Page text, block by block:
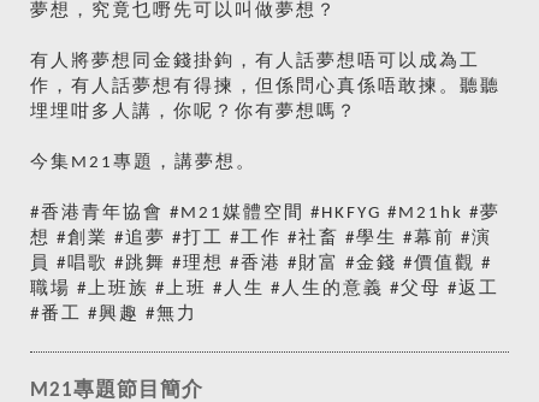
夢想，究竟乜嘢先可以叫做夢想？
有人將夢想同金錢掛鉤，有人話夢想唔可以成為工
作，有人話夢想有得揀，但係問心真係唔敢揀。聽聽
埋埋咁多人講，你呢？你有夢想嗎？
今集M21專題，講夢想。
#香港青年協會 #M21媒體空間 #HKFYG #M21hk #夢
想 #創業 #追夢 #打工 #工作 #社畜 #學生 #幕前 #演
員 #唱歌 #跳舞 #理想 #香港 #財富 #金錢 #價值觀 #
職場 #上班族 #上班 #人生 #人生的意義 #父母 #返工
#番工 #興趣 #無力
M21專題節目簡介